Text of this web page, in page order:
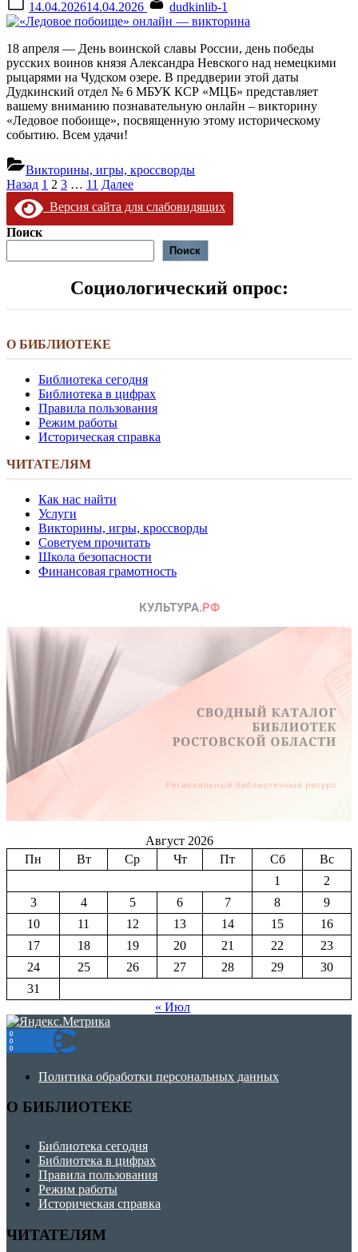
on
14.04.202614.04.2026 dudkinlib-1
18 апреля — День воинской славы России, день победы
русских воинов князя Александра Невского над немецкими
рыцарями на Чудском озере. В преддверии этой даты
Дудкинский отдел № 6 МБУК КСР «МЦБ» представляет
вашему вниманию познавательную онлайн – викторину
«Ледовое побоище», посвященную этому историческому
событию. Всем удачи!
Викторины, игры, кроссворды
Пагинация
записей
Назад 1 2 3 … 11 Далее
Версия сайта для слабовидящих
Поиск
Поиск
Социологический опрос:
О БИБЛИОТЕКЕ
Библиотека сегодня
Библиотека в цифрах
Правила пользования
Режим работы
Историческая справка
ЧИТАТЕЛЯМ
Как нас найти
Услуги
Викторины, игры, кроссворды
Советуем прочитать
Школа безопасности
Финансовая грамотность
Август 2026
Пн
Вт Ср Чт Пт Сб
Вс
1
2
3
4 5 6 7 8
9
10
11 12 13 14 15
16
17
18 19 20 21 22
23
24
25 26 27 28 29
30
31
« Июл
Политика обработки персональных данных
О БИБЛИОТЕКЕ
Библиотека сегодня
Библиотека в цифрах
Правила пользования
Режим работы
Историческая справка
ЧИТАТЕЛЯМ